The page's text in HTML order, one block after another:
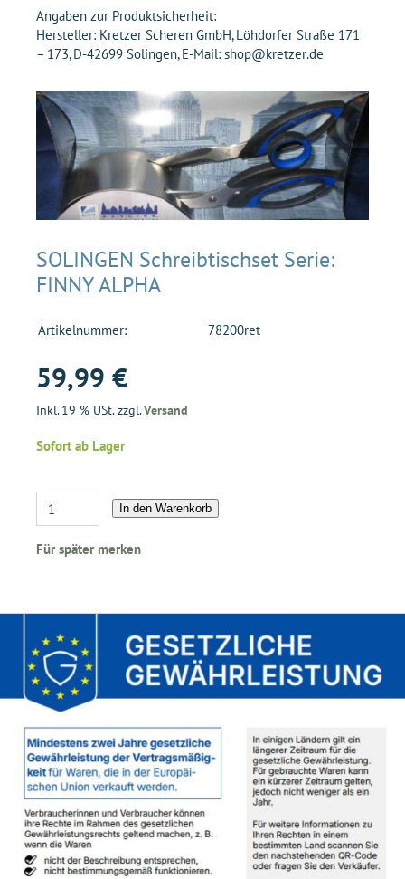
Angaben zur Produktsicherheit:
Hersteller: Kretzer Scheren GmbH, Löhdorfer Straße 171
– 173, D-42699 Solingen, E-Mail: shop@kretzer.de
SOLINGEN Schreibtischset Serie:
FINNY ALPHA
Artikelnummer: 78200ret
59,99 €
Inkl. 19 % USt. zzgl.Versand
Sofort ab Lager
In den Warenkorb
Für später merken